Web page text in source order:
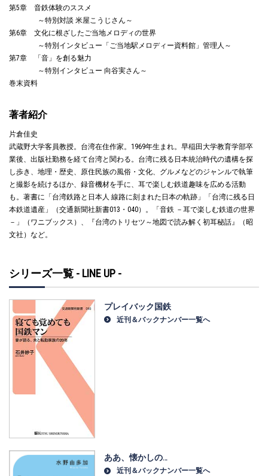
第5章 音鉄体験のススメ
～特別対談 米屋こうじさん～
第6章 文化に根ざしたご当地メロディの世界
～特別インタビュー「ご当地駅メロディー資料館」管理人～
第7章 「音」を創る魅力
～特別インタビュー 向谷実さん～
巻末資料
著者紹介
片倉佳史
武蔵野大学客員教授。台湾在住作家。1969年生まれ。早稲田大学教育学部卒
業後、出版社勤務を経て台湾と関わる。台湾に残る日本統治時代の遺構を探
し歩き、地理・歴史、原住民族の風俗・文化、グルメなどのジャンルで執筆
と撮影を続けるほか、録音機材を手に、耳で楽しむ鉄道趣味を広める活動
も。著書に「台湾鉄路と日本人 線路に刻まれた日本の軌跡」「台湾に残る日
本鉄道遺産」（交通新聞社新書013・040）。「音鉄 －耳で楽しむ鉄道の世界
－」（ワニブックス）、『台湾のトリセツ～地図で読み解く初耳秘話』（昭
文社）など。
シリーズ一覧 - LINE UP -
プレイバック国鉄
近刊＆バックナンバー一覧へ
ああ、懐かしの…
近刊＆バックナンバー一覧へ